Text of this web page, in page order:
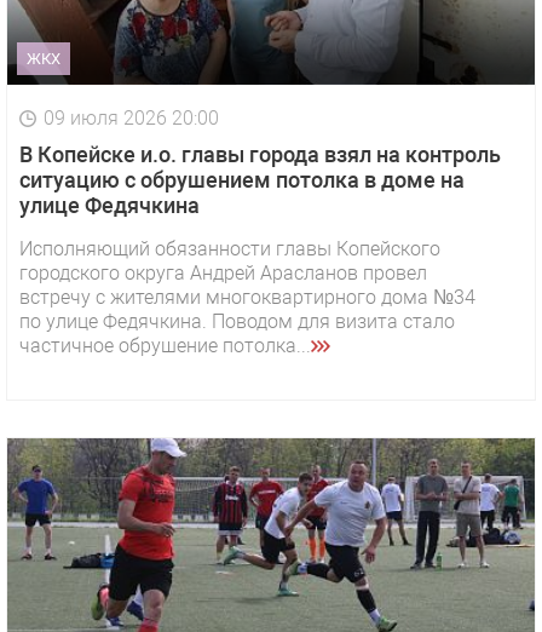
ЖКХ
09 июля 2026 20:00
В Копейске и.о. главы города взял на контроль
ситуацию с обрушением потолка в доме на
улице Федячкина
Исполняющий обязанности главы Копейского
городского округа Андрей Арасланов провел
встречу с жителями многоквартирного дома №34
по улице Федячкина. Поводом для визита стало
частичное обрушение потолка...